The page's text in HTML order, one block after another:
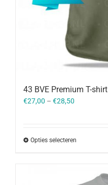
43 BVE Premium T-shirt
€27,00 – €28,50
Opties selecteren